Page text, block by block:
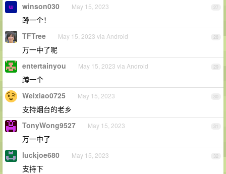
27
winson030 May 15, 2023
蹲一个！
28
TFTree May 15, 2023 via Android
万一中了呢
29
entertainyou May 15, 2023 via Android
蹲一个
30
Weixiao0725 May 15, 2023
支持烟台的老乡
31
TonyWong9527 May 15, 2023
万一中了
32
luckjoe680 May 15, 2023
支持下